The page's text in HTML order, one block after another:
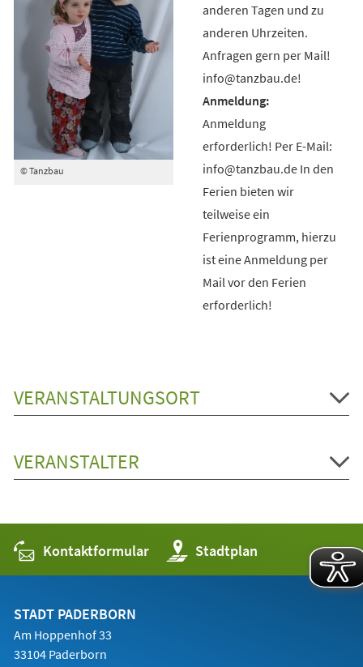
© Tanzbau
anderen Tagen und zu
anderen Uhrzeiten.
Anfragen gern per Mail!
info@tanzbau.de!
Anmeldung
erforderlich! Per E-Mail:
info@tanzbau.de In den
Ferien bieten wir
teilweise ein
Ferienprogramm, hierzu
ist eine Anmeldung per
Mail vor den Ferien
erforderlich!
VERANSTALTUNGSORT
VERANSTALTER
Kontaktformular Stadtplan
(Öffnet
in
einem
STADT PADERBORN
Am Hoppenhof 33
33104 Paderborn